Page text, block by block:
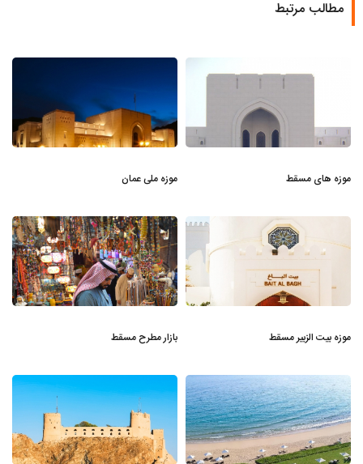
مطالب مرتبط
موزه های مسقط موزه ملی عمان
موزه بیت الزبیر مسقط بازار مطرح مسقط